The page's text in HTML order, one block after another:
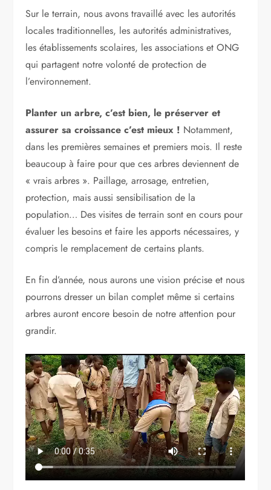
Sur le terrain, nous avons travaillé avec les autorités
locales traditionnelles, les autorités administratives,
les établissements scolaires, les associations et ONG
qui partagent notre volonté de protection de
l’environnement.
Planter un arbre, c’est bien, le préserver et
assurer sa croissance c’est mieux ! Notamment,
dans les premières semaines et premiers mois. Il reste
beaucoup à faire pour que ces arbres deviennent de
« vrais arbres ». Paillage, arrosage, entretien,
protection, mais aussi sensibilisation de la
population… Des visites de terrain sont en cours pour
évaluer les besoins et faire les apports nécessaires, y
compris le remplacement de certains plants.
En fin d’année, nous aurons une vision précise et nous
pourrons dresser un bilan complet même si certains
arbres auront encore besoin de notre attention pour
grandir.